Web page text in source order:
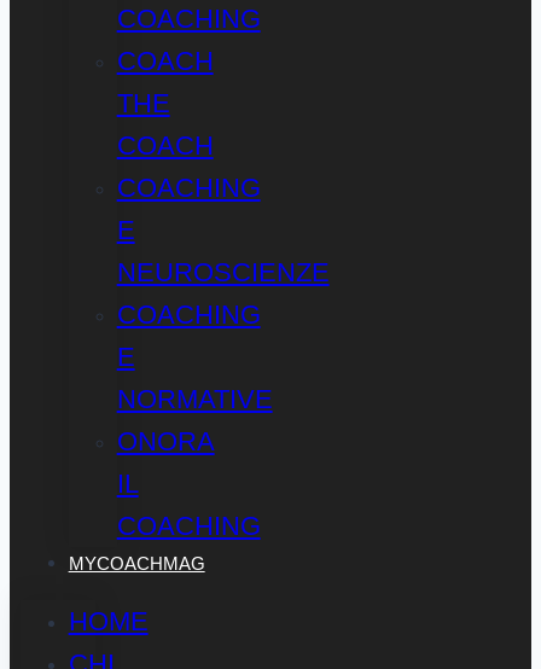
COACHING
COACH
THE
COACH
COACHING
E
NEUROSCIENZE
COACHING
E
NORMATIVE
ONORA
IL
COACHING
MYCOACHMAG
HOME